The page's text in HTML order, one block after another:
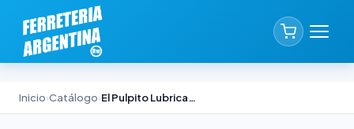
Inicio›Catálogo› El Pulpito Lubricante Protector Akapol x 400 g